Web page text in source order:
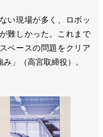
い現場が多く、ロボッ
難しかった。これまで
ペースの問題をクリア
」（高宮取締役）。